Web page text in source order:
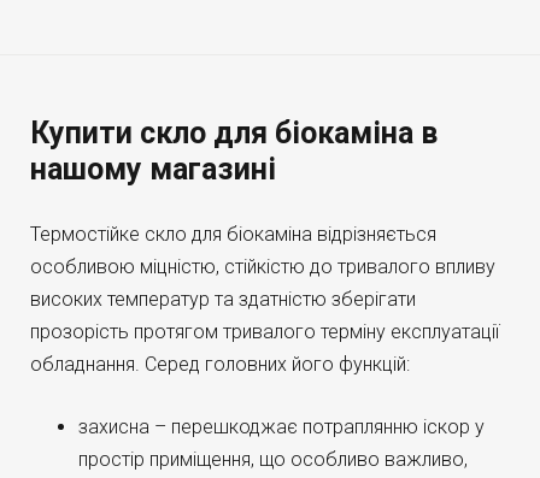
Купити скло для біокаміна в
нашому магазині
Термостійке скло для біокаміна відрізняється
особливою міцністю, стійкістю до тривалого впливу
високих температур та здатністю зберігати
прозорість протягом тривалого терміну експлуатації
обладнання. Серед головних його функцій:
захисна – перешкоджає потраплянню іскор у
простір приміщення, що особливо важливо,